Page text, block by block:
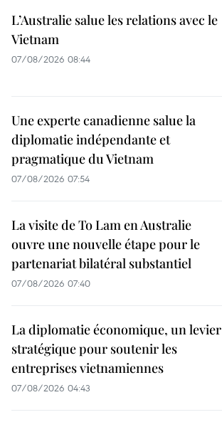
L’Australie salue les relations avec le
Vietnam
07/08/2026 08:44
Une experte canadienne salue la
diplomatie indépendante et
pragmatique du Vietnam
07/08/2026 07:54
La visite de To Lam en Australie
ouvre une nouvelle étape pour le
partenariat bilatéral substantiel
07/08/2026 07:40
La diplomatie économique, un levier
stratégique pour soutenir les
entreprises vietnamiennes
07/08/2026 04:43